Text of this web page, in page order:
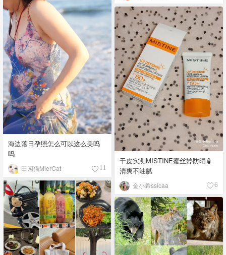
海边落日孕照怎么可以这么美呜
呜
田园猫MierCat 11
干皮实测MISTINE蜜丝婷防晒🧴
清爽不油腻
金小希ssicaa 6